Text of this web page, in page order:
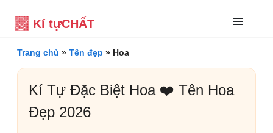
Kí tựCHẤT
Trang chủ » Tên đẹp » Hoa
Kí Tự Đặc Biệt Hoa ❤️ Tên Hoa
Đẹp 2026